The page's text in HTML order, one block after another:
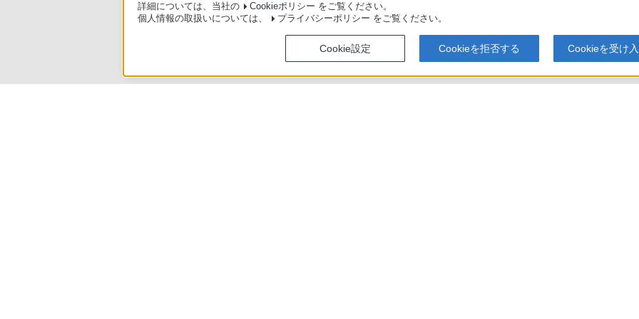
詳細については、当社の
Cookieポリシー をご覧ください。
個人情報の取扱いについては、
プライバシーポリシー をご覧ください。
Cookie設定 Cookieを拒否する Cookieを受け